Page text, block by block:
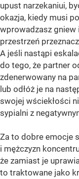
upust narzekaniui,
okazja, kiedy musi
wprowadzasz gniew
przestrzeń
A jeśli nastąpi
do tego, że partner
zdenerwowany na
lub odłóż je na
swojej wściekłości
sypialni z
Za to dobre emocje
i mężczyzn
że zamiast je
to traktowane jako